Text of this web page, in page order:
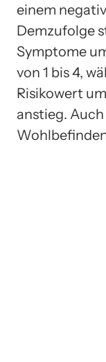
einem
Demzufolge
Symptome
von 1 bis 4,
Risikowert
anstieg.